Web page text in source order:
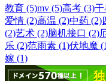
教育 (5)mv (5)高考 (3)干
爱情 (2)高温 (2)中药 (2)
(2)艺术 (2)脑机接口 (2)
乐 (2)范雨素 (1)伏地魔
嫁 (1)